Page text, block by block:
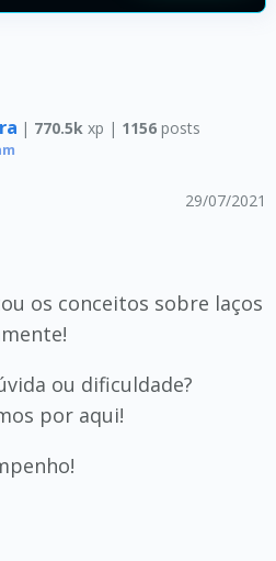
| 770.5k xp | 1156posts
29/07/2021
os conceitos sobre laços
ou dificuldade?
por aqui!